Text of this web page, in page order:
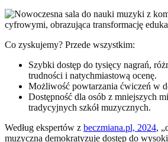
Co zyskujemy? Przede wszystkim:
Szybki dostęp do tysięcy nagrań,
trudności i natychmiastową ocenę.
Możliwość powtarzania ćwiczeń w
Dostępność dla osób z mniejszych
tradycyjnych szkół muzycznych.
Według ekspertów z beczmiana.pl, 2024,
muzyczna demokratyzuje dostęp do